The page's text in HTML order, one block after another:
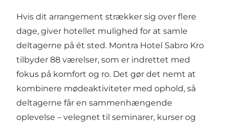
Hvis dit arrangement strækker sig over flere
dage, giver hotellet mulighed for at samle
deltagerne på ét sted. Montra Hotel Sabro Kro
tilbyder 88 værelser, som er indrettet med
fokus på komfort og ro. Det gør det nemt at
kombinere mødeaktiviteter med ophold, så
deltagerne får en sammenhængende
oplevelse – velegnet til seminarer, kurser og